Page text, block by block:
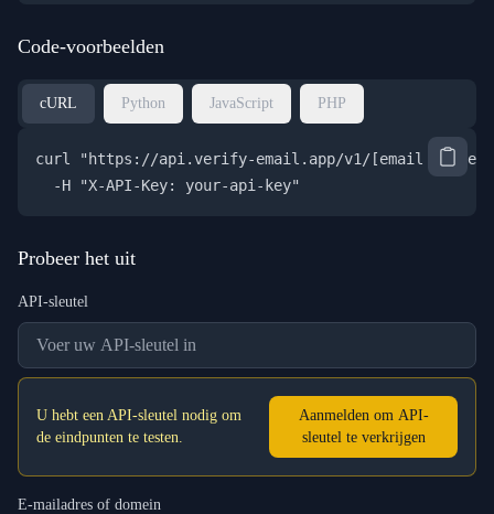
Code-voorbeelden
cURL Python JavaScript PHP
curl "https://api.verify-email.app/v1/ [email
  -H "X-API-Key: your-api-key"
Probeer het uit
API-sleutel
U hebt een API-sleutel nodig om
de eindpunten te testen.
Aanmelden om API-
sleutel te verkrijgen
E-mailadres of domein